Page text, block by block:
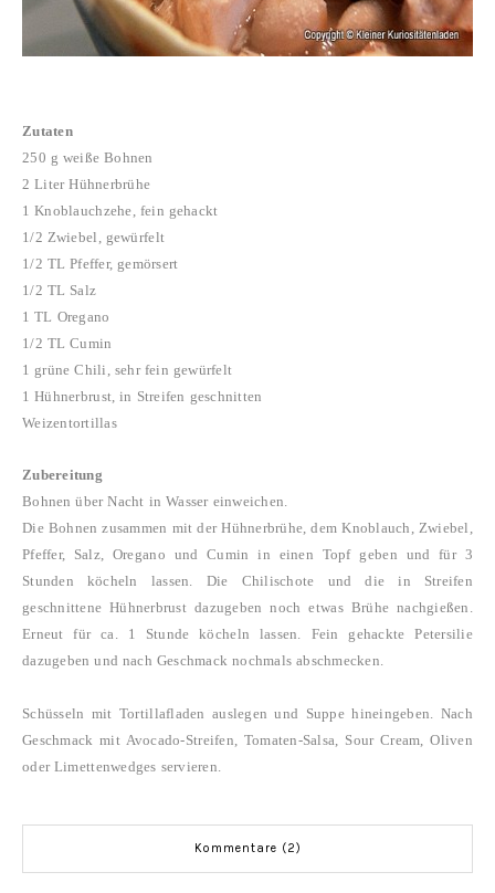
Zutaten
250 g weiße Bohnen
2 Liter Hühnerbrühe
1 Knoblauchzehe, fein gehackt
1/2 Zwiebel, gewürfelt
1/2 TL Pfeffer, gemörsert
1/2 TL Salz
1 TL Oregano
1/2 TL Cumin
1 grüne Chili, sehr fein gewürfelt
1 Hühnerbrust, in Streifen geschnitten
Weizentortillas
Zubereitung
Bohnen über Nacht in Wasser einweichen.
Die Bohnen zusammen mit der Hühnerbrühe, dem Knoblauch, Zwiebel,
Pfeffer, Salz, Oregano und Cumin in einen Topf geben und für 3
Stunden köcheln lassen. Die Chilischote und die in Streifen
geschnittene Hühnerbrust dazugeben noch etwas Brühe nachgießen.
Erneut für ca. 1 Stunde köcheln lassen. Fein gehackte Petersilie
dazugeben und nach Geschmack nochmals abschmecken.
Schüsseln mit Tortillafladen auslegen und Suppe hineingeben. Nach
Geschmack mit Avocado-Streifen, Tomaten-Salsa, Sour Cream, Oliven
oder Limettenwedges servieren.
Kommentare (2)